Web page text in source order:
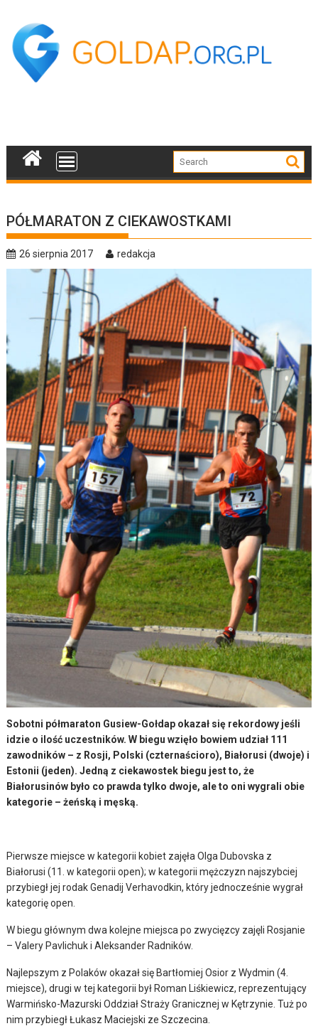
content
PÓŁMARATON Z CIEKAWOSTKAMI
26 sierpnia 2017 redakcja
Sobotni półmaraton Gusiew-Gołdap okazał się rekordowy jeśli
idzie o ilość uczestników. W biegu wzięło bowiem udział 111
zawodników – z Rosji, Polski (czternaścioro), Białorusi (dwoje) i
Estonii (jeden). Jedną z ciekawostek biegu jest to, że
Białorusinów było co prawda tylko dwoje, ale to oni wygrali obie
kategorie – żeńską i męską.
Pierwsze miejsce w kategorii kobiet zajęła Olga Dubovska z
Białorusi (11. w kategorii open); w kategorii mężczyzn najszybciej
przybiegł jej rodak Genadij Verhavodkin, który jednocześnie wygrał
kategorię open.
W biegu głównym dwa kolejne miejsca po zwycięzcy zajęli Rosjanie
– Valery Pavlichuk i Aleksander Radników.
Najlepszym z Polaków okazał się Bartłomiej Osior z Wydmin (4.
miejsce), drugi w tej kategorii był Roman Liśkiewicz, reprezentujący
Warmińsko-Mazurski Oddział Straży Granicznej w Kętrzynie. Tuż po
nim przybiegł Łukasz Maciejski ze Szczecina.